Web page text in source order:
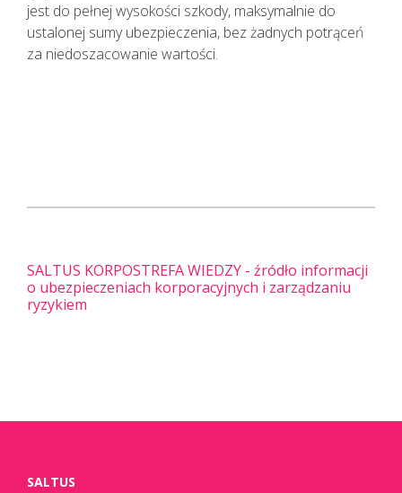
jest do pełnej wysokości szkody, maksymalnie do
ustalonej sumy ubezpieczenia, bez żadnych potrąceń
za niedoszacowanie wartości.
SALTUS KORPOSTREFA WIEDZY - źródło informacji
o ubezpieczeniach korporacyjnych i zarządzaniu
ryzykiem
SALTUS